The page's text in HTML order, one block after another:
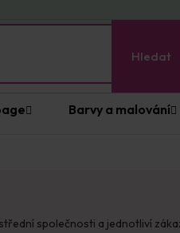
Hledat
Barvy a malování
společnosti a jednotliví